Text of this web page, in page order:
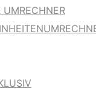
UMRECHNER